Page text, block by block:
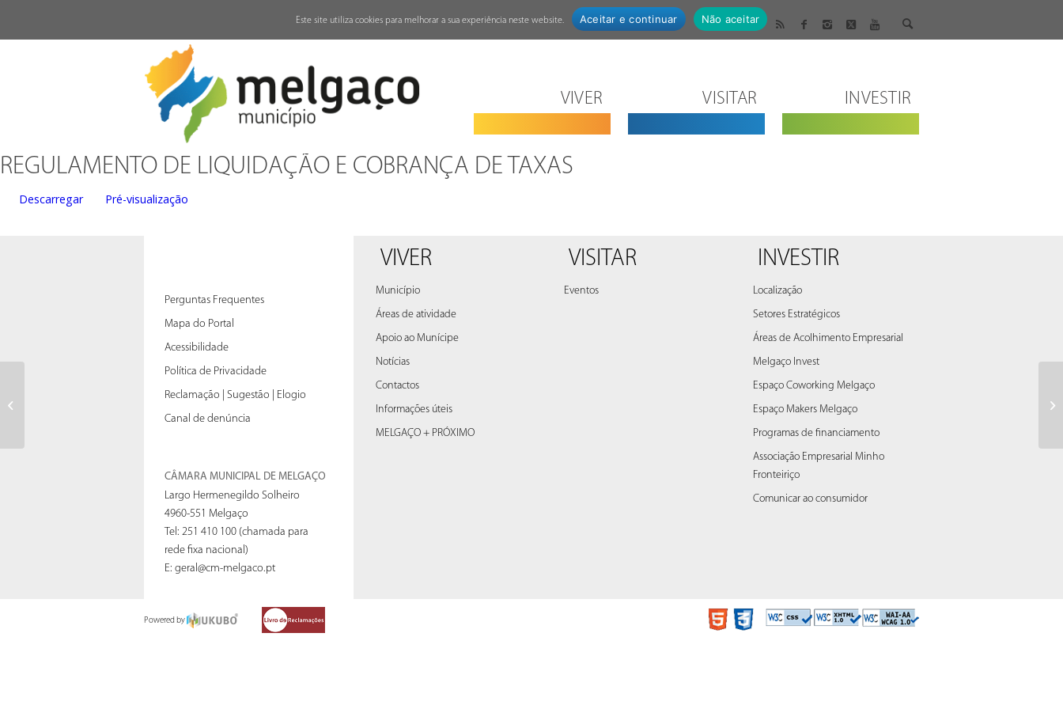
VIVER VISITAR INVESTIR
REGULAMENTO DE LIQUIDAÇÃO E COBRANÇA DE TAXAS
Descarregar Pré-visualização
Perguntas Frequentes
Mapa do Portal
Acessibilidade
Política de Privacidade
Reclamação | Sugestão | Elogio
Canal de denúncia
CÂMARA MUNICIPAL DE MELGAÇO
Largo Hermenegildo Solheiro
4960-551 Melgaço
Tel: 251 410 100 (chamada para
rede fixa nacional)
E:geral@cm-melgaco.pt
VIVER
Município
Áreas de atividade
Apoio ao Munícipe
Notícias
Contactos
Informações úteis
MELGAÇO + PRÓXIMO
VISITAR
Eventos
INVESTIR
Localização
Setores Estratégicos
Áreas de Acolhimento Empresarial
Melgaço Invest
Espaço Coworking Melgaço
Espaço Makers Melgaço
Programas de financiamento
Associação Empresarial Minho
Fronteiriço
Comunicar ao consumidor
Powered by
Regulamento Plano Pormenor
Este site utiliza cookies para melhorar a sua experiência neste website. Aceitar e continuar Não aceitar